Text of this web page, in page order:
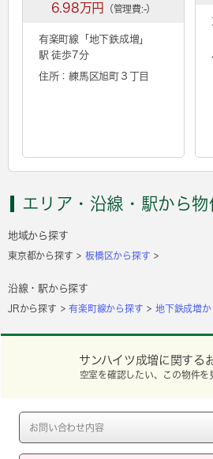
6.98万円 （管理費:-）
有楽町線「 地下鉄成増 」
駅 徒歩7分
住所：練馬区旭町３丁目
エリア・沿線・駅から物
地域から探す
東京都から探す 板橋区から探す
沿線・駅から探す
JRから探す 有楽町線から探す 地下鉄成増か
サンハイツ成増に関する
空室を確認したい、この物件を